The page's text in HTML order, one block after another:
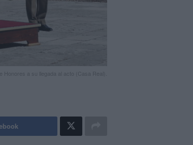
Honores a su llegada al acto (Casa Real).